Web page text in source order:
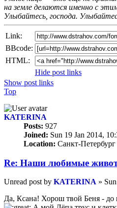
на земле делаются именно с
Улыбайтесь, господа.
Link:
BBcode:
HTML:
Hide post links
Show post links
Top
KATERINA
Posts: 927
Joined: Sun 19 Jan 2014,
Location: Санкт-Петербург
Re: Наши любимые
Unread post by KATERINA »
Да, Ксана! Хорош твой Беня - до